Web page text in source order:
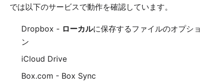
では以下のサービスで動作を確認しています。
Dropbox - ローカルに保存するファイルのオプショ
ン
iCloud Drive
Box.com - Box Sync